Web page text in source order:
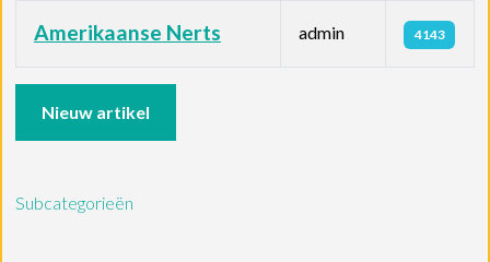
Artikelen
Amerikaanse Nerts admin 4143
Nieuw artikel
Subcategorieën